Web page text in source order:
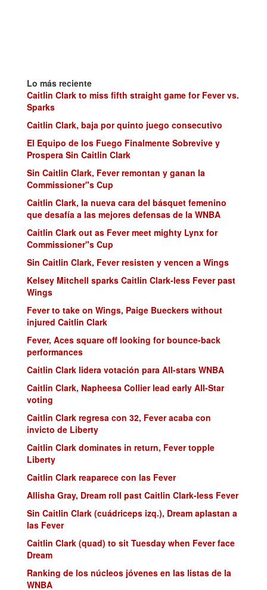
Lo más reciente
Caitlin Clark to miss fifth straight game for Fever vs.
Sparks
Caitlin Clark, baja por quinto juego consecutivo
El Equipo de los Fuego Finalmente Sobrevive y
Prospera Sin Caitlin Clark
Sin Caitlin Clark, Fever remontan y ganan la
Commissioner"s Cup
Caitlin Clark, la nueva cara del básquet femenino
que desafía a las mejores defensas de la WNBA
Caitlin Clark out as Fever meet mighty Lynx for
Commissioner"s Cup
Sin Caitlin Clark, Fever resisten y vencen a Wings
Kelsey Mitchell sparks Caitlin Clark-less Fever past
Wings
Fever to take on Wings, Paige Bueckers without
injured Caitlin Clark
Fever, Aces square off looking for bounce-back
performances
Caitlin Clark lidera votación para All-stars WNBA
Caitlin Clark, Napheesa Collier lead early All-Star
voting
Caitlin Clark regresa con 32, Fever acaba con
invicto de Liberty
Caitlin Clark dominates in return, Fever topple
Liberty
Caitlin Clark reaparece con las Fever
Allisha Gray, Dream roll past Caitlin Clark-less Fever
Sin Caitlin Clark (cuádriceps izq.), Dream aplastan a
las Fever
Caitlin Clark (quad) to sit Tuesday when Fever face
Dream
Ranking de los núcleos jóvenes en las listas de la
WNBA